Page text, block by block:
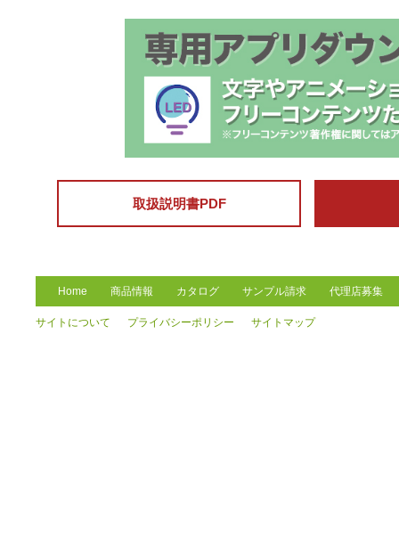
取扱説明書PDF
Home 商品情報 カタログ サンプル請求 代理店募集
サイトについて プライバシーポリシー サイトマップ